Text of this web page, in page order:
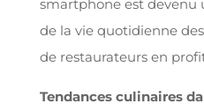
smartphone est devenu
de la vie quotidienne
de restaurateurs en
Tendances culinaires